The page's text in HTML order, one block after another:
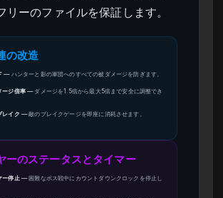
リーのファイルを保証します。
の改造
— ハンターと影の軍団へのすべての被ダメージを防ぎます。
ージ倍率— ダメージを1.5倍から最大5倍まで安全に調整でき
レイク —敵のブレイクゲージを即座に消耗させます。
ーのステータスとタイマー
ー停止—困難なボス戦中にカウントダウンクロックを停止し